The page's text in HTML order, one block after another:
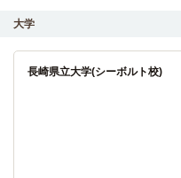
大学
長崎県立大学(シーボルト校)